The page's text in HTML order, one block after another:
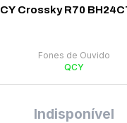
Crossky R70
Fones de Ouvido
QCY
Indisponível